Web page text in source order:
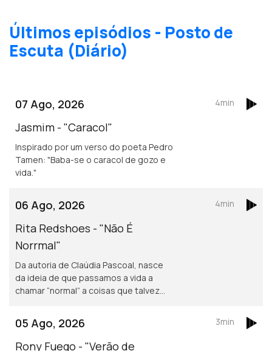
Últimos episódios - Posto de
Escuta (Diário)
07 Ago, 2026
Jasmim - "Caracol"
Inspirado por um verso do poeta Pedro
Tamen: "Baba-se o caracol de gozo e
vida."
4min
06 Ago, 2026
Rita Redshoes - "Não É
Norrmal"
Da autoria de Claúdia Pascoal, nasce
da ideia de que passamos a vida a
chamar “normal” a coisas que talvez
4min
05 Ago, 2026
Rony Fuego - "Verão de
3min